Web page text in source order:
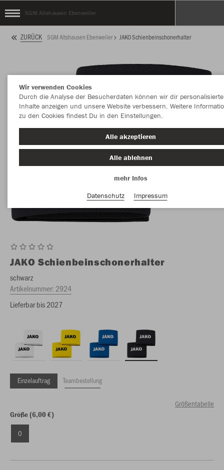
SGM Altshausen Ebenweiler
ZURÜCK SGM Altshausen Ebenweiler JAKO Schienbeinschonerhalter
JAKO Schienbeinschonerhalter
schwarz
Artikelnummer: 2924
Lieferbar bis 2027
Einzelauftrag Teambestellung
Größentabelle
Größe (6,00 €)
0
Wir verwenden Cookies
Durch die Analyse der Besucherdaten können wir dir personalisierte
Inhalte anzeigen und unsere Website verbessern. Weitere
zu den Cookies findest Du in den Einstellungen.
Alle akzeptieren
Alle ablehnen
mehr Infos
Datenschutz
Impressum